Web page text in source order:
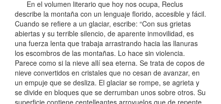
En el volumen literario que hoy nos ocupa, Reclus
describe la montaña con un lenguaje florido, accesible y fácil.
Cuando se refiere a un glaciar, escribe: “Con sus grietas
abiertas y su terrible silencio, de aparente inmovilidad, es
una fuerza lenta que trabaja arrastrando hacia las llanuras
los escombros de las montañas. Lo hace sin violencia.
Parece como si la nieve allí sea eterna. Se trata de copos de
nieve convertidos en cristales que no cesan de avanzar, en
un empuje que se desliza. El glaciar se rompe, se agrieta y
se divide en bloques que se derrumban unos sobre otros. Su
superficie contiene centelleantes arroyuelos que de repente